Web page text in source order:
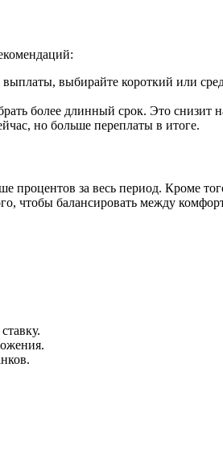
выбирайте короткий или
более длинный срок. Это снизит
но больше переплаты в итоге.
за весь период. Кроме
чтобы балансировать между